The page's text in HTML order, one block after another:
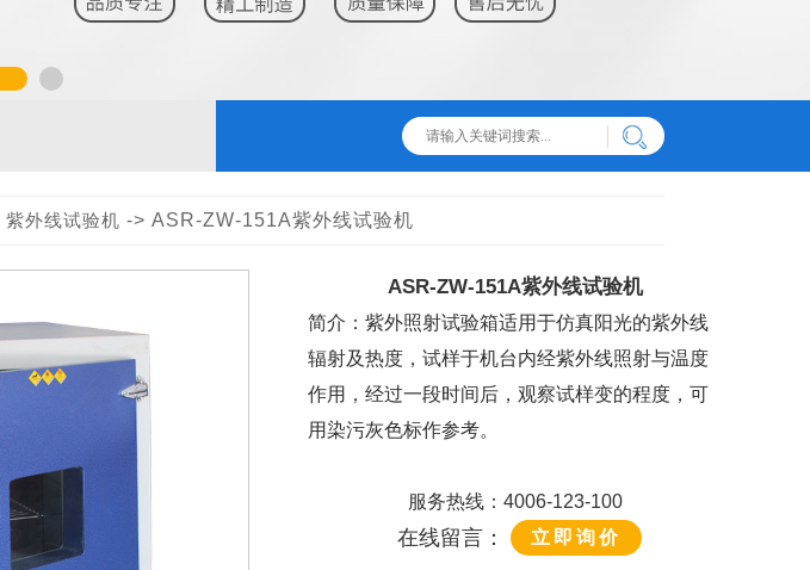
紫外线试验机 -> ASR-ZW-151A紫外线试验机
ASR-ZW-151A紫外线试验机
简介：紫外照射试验箱适用于仿真阳光的紫外线
辐射及热度，试样于机台内经紫外线照射与温度
作用，经过一段时间后，观察试样变的程度，可
用染污灰色标作参考。
服务热线：4006-123-100
在线留言： 立即询价